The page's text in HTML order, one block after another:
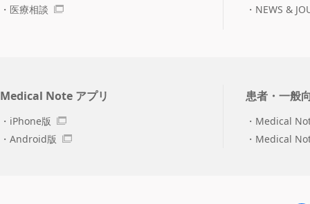
医療相談
NEWS &
Medical Note アプリ
iPhone版
Android版
患者・一般
Medical
Medical